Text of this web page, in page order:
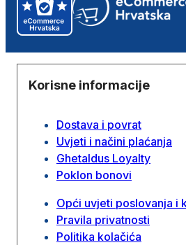
Korisne informacije
Dostava i povrat
Uvjeti i načini plaćanja
Ghetaldus Loyalty
Poklon bonovi
Opći uvjeti poslovanja i
Pravila privatnosti
Politika kolačića